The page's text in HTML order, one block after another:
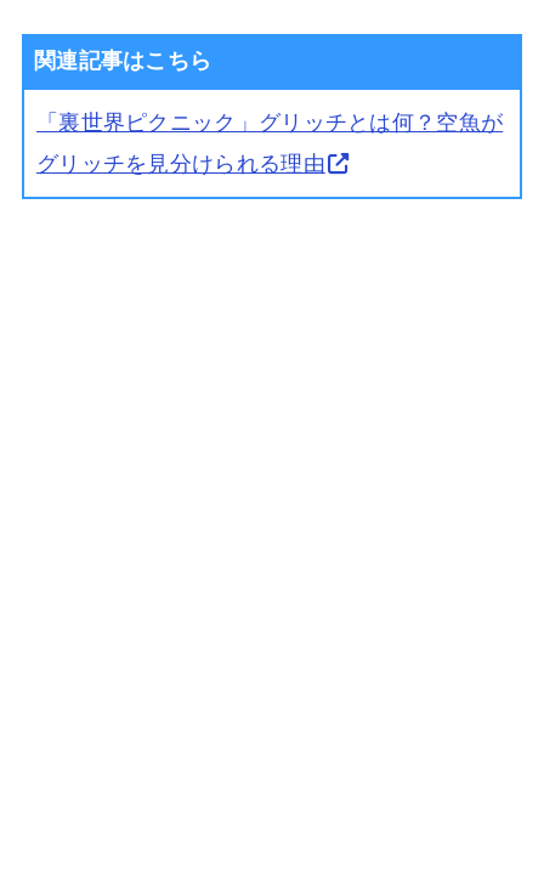
関連記事はこちら
「裏世界ピクニック」グリッチとは何？空魚が
グリッチを見分けられる理由